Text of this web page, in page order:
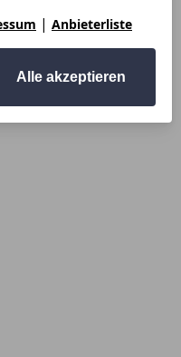
| Anbieterliste
Alle akzeptieren